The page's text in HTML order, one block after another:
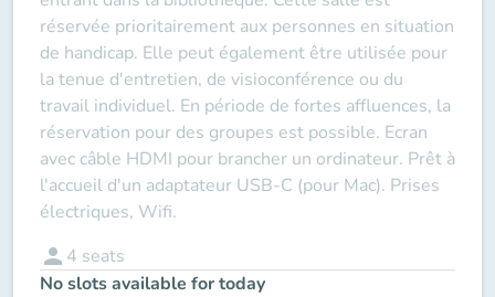
réservée prioritairement aux personnes en situation
de handicap. Elle peut également être utilisée pour
la tenue d'entretien, de visioconférence ou du
travail individuel. En période de fortes affluences, la
réservation pour des groupes est possible. Ecran
avec câble HDMI pour brancher un ordinateur. Prêt à
l'accueil d'un adaptateur USB-C (pour Mac). Prises
électriques, Wifi.
person 4 seats
No slots available for today